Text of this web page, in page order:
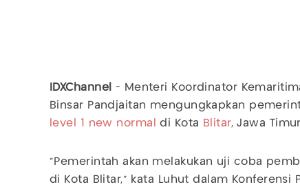
IDXChannel
- Menteri Koordinator
Binsar Pandjaitan mengungkapkan
level 1
new normal di Kota Blitar, Jawa
“Pemerintah akan melakukan uji coba
di Kota Blitar,” kata Luhut dalam Konferensi